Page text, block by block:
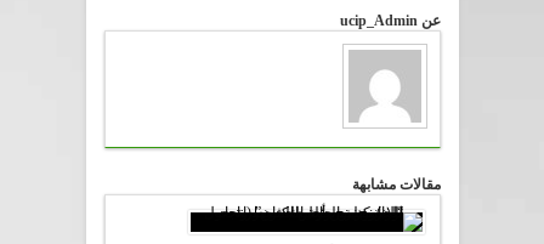
عن ucip_Admin
مقالات مشابهة